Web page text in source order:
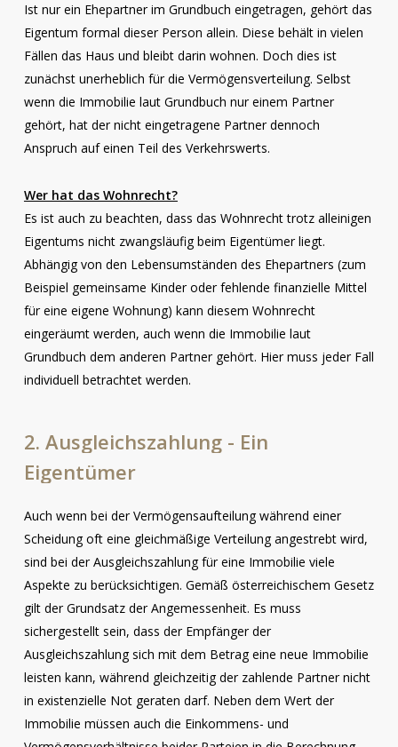
Ist nur ein Ehepartner im Grundbuch eingetragen, gehört das
Eigentum formal dieser Person allein. Diese behält in vielen
Fällen das Haus und bleibt darin wohnen. Doch dies ist
zunächst unerheblich für die Vermögensverteilung. Selbst
wenn die Immobilie laut Grundbuch nur einem Partner
gehört, hat der nicht eingetragene Partner dennoch
Anspruch auf einen Teil des Verkehrswerts.
Wer hat das Wohnrecht?
Es ist auch zu beachten, dass das Wohnrecht trotz alleinigen
Eigentums nicht zwangsläufig beim Eigentümer liegt.
Abhängig von den Lebensumständen des Ehepartners (zum
Beispiel gemeinsame Kinder oder fehlende finanzielle Mittel
für eine eigene Wohnung) kann diesem Wohnrecht
eingeräumt werden, auch wenn die Immobilie laut
Grundbuch dem anderen Partner gehört. Hier muss jeder Fall
individuell betrachtet werden.
2. Ausgleichszahlung - Ein
Eigentümer
Auch wenn bei der Vermögensaufteilung während einer
Scheidung oft eine gleichmäßige Verteilung angestrebt wird,
sind bei der Ausgleichszahlung für eine Immobilie viele
Aspekte zu berücksichtigen. Gemäß österreichischem Gesetz
gilt der Grundsatz der Angemessenheit. Es muss
sichergestellt sein, dass der Empfänger der
Ausgleichszahlung sich mit dem Betrag eine neue Immobilie
leisten kann, während gleichzeitig der zahlende Partner nicht
in existenzielle Not geraten darf. Neben dem Wert der
Immobilie müssen auch die Einkommens- und